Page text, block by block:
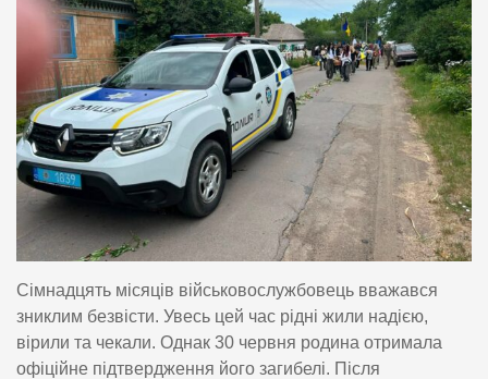
Сімнадцять місяців військовослужбовець вважався
зниклим безвісти. Увесь цей час рідні жили надією,
вірили та чекали. Однак 30 червня родина отримала
офіційне підтвердження його загибелі. Після